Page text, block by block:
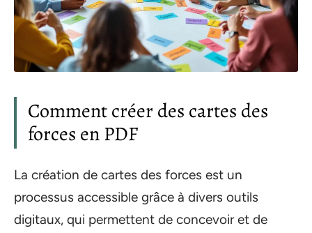
Comment créer des cartes des
forces en PDF
La création de cartes des forces est un
processus accessible grâce à divers outils
digitaux, qui permettent de concevoir et de